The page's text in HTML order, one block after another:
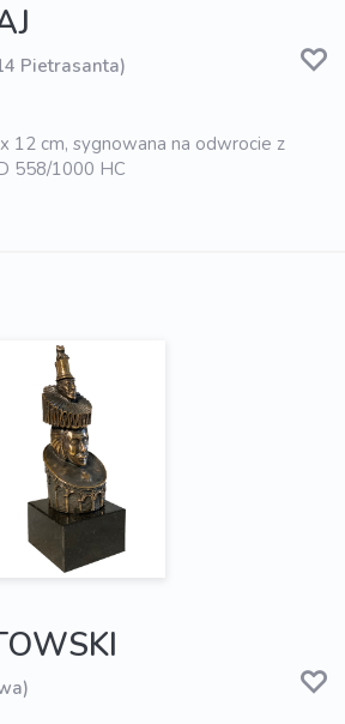
Pietrasanta)
12 cm, sygnowana na odwrocie z
558/1000 HC